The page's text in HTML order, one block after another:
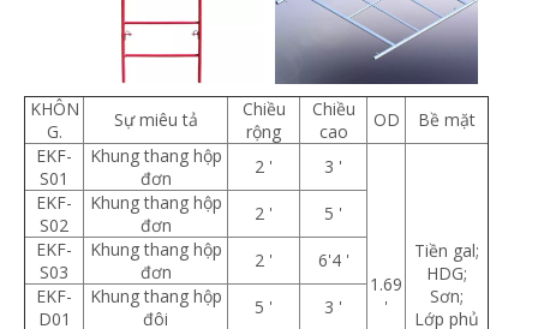
KHÔN
G.
Sự miêu tả
Chiều
rộng
Chiều
cao
OD
Bề mặt
EKF-
S01
Khung thang hộp
đơn
2 ' 3 '
1.69
'
Tiền gal;
HDG;
Sơn;
Lớp phủ
EKF-
S02
Khung thang hộp
đơn
2 '
5 '
EKF-
S03
Khung thang hộp
đơn
2 '
6'4 '
EKF-
D01
Khung thang hộp
đôi
5 '
3 '